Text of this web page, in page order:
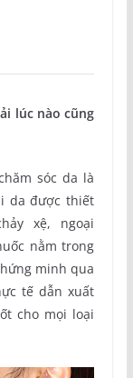
lúc nào cũng
sóc da là
da được thiết
xệ, ngoại
nằm trong
minh qua
tế dẫn xuất
cho mọi loại